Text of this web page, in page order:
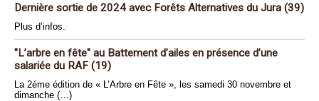
Dernière sortie de 2024 avec Forêts Alternatives du Jura (39)
Plus d’infos.
"L’arbre en fête" au Battement d’ailes en présence d’une
salariée du RAF (19)
La 2éme édition de « L’Arbre en Fête », les samedi 30 novembre et
dimanche (…)